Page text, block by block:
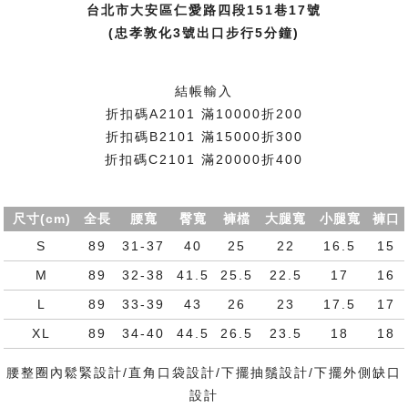
台北市大安區仁愛路四段151巷17號
(忠孝敦化3號出口步行5分鐘)
結帳輸入
折扣碼A2101 滿10000折200
折扣碼B2101 滿15000折300
折扣碼C2101 滿20000折400
尺寸(cm) 全長 腰寬 臀寬 褲檔 大腿寬 小腿寬
褲口
S
89 31-37 40 25 22 16.5
15
M
89 32-38 41.5 25.5 22.5 17
16
L
89 33-39 43 26 23 17.5
17
XL
89 34-40 44.5 26.5 23.5 18 18
腰整圈內鬆緊設計/直角口袋設計/下擺抽鬚設計/下擺外側缺口
設計